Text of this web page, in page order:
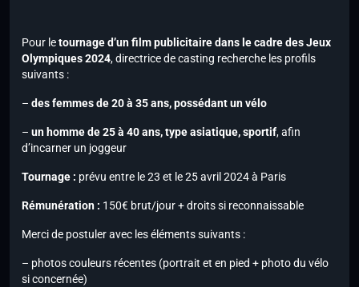
Pour letournage d’un film publicitaire dans le cadre des Jeux
Olympiques 2024, directrice de casting recherche les profils
suivants :
– des femmes de 20 à 35 ans, possédant un vélo
– un homme de 25 à 40 ans, type asiatique, sportif, afin
d’incarner un joggeur
Tournage : prévu entre le 23 et le 25 avril 2024 à Paris
Rémunération : 150€ brut/jour + droits si reconnaissable
Merci de postuler avec les éléments suivants :
– photos couleurs récentes (portrait et en pied + photo du vélo
si concernée)